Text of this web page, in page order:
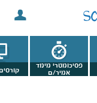
פסיכומטרי מימד
אמיר/ם